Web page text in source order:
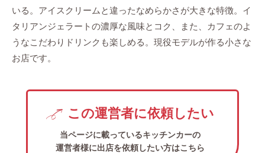
いる。アイスクリームと違ったなめらかさが大きな特徴。イ
タリアンジェラートの濃厚な風味とコク、また、カフェのよ
うなこだわりドリンクも楽しめる。現役モデルが作る小さな
お店です。
この運営者に依頼したい
当ページに載っているキッチンカーの
運営者様に出店を依頼したい方はこちら